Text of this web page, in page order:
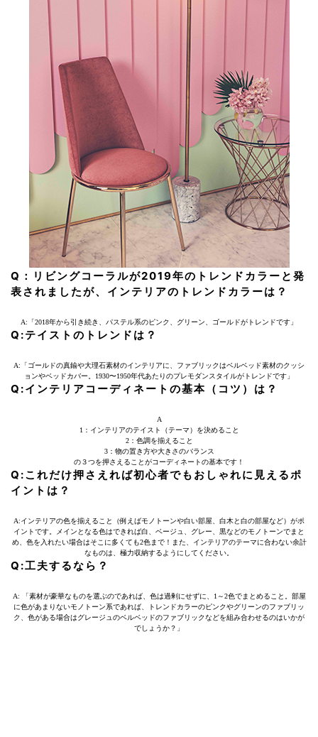
Q：リビングコーラルが2019年のトレンドカラーと発
表されましたが、インテリアのトレンドカラーは？
A:「2018年から引き続き、パステル系のピンク、グリーン、ゴールドがトレンドです」
Q:テイストのトレンドは？
A:「ゴールドの真鍮や大理石素材のインテリアに、ファブリックはベルベッド素材のクッシ
ョンやベッドカバー。1930〜1950年代あたりのプレモダンスタイルがトレンドです」
Q:インテリアコーディネートの基本（コツ）は？
A
1：インテリアのテイスト（テーマ）を決めること
2：色調を揃えること
3：物の置き方や大きさのバランス
の３つを押さえることがコーディネートの基本です！
Q:これだけ押さえれば初心者でもおしゃれに見えるポ
イントは？
A:インテリアの色を揃えること（例えばモノトーンや白い部屋、白木と白の部屋など）がポ
イントです。メインとなる色はできれば白、ベージュ、グレー、黒などのモノトーンでまと
め、色を入れたい場合はそこに多くても2色まで！また、インテリアのテーマに合わない余計
なものは、極力収納するようにしてください。
Q:工夫するなら？
A: 「素材が豪華なものを選ぶのであれば、色は過剰にせずに、1～2色でまとめること。部屋
に色があまりないモノトーン系であれば、トレンドカラーのピンクやグリーンのファブリッ
ク、色がある場合はグレージュのベルベッドのファブリックなどを組み合わせるのはいかが
でしょうか？」